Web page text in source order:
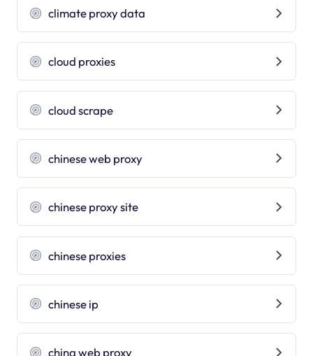
climate proxy data
cloud proxies
cloud scrape
chinese web proxy
chinese proxy site
chinese proxies
chinese ip
china web proxy